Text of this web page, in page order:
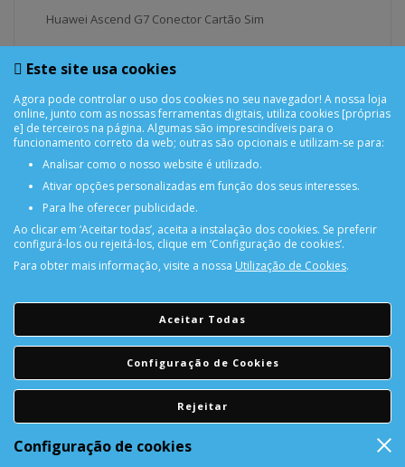
Huawei Ascend G7 Conector Cartão Sim
PORTES GRÁTIS
Encomendas acima de 150€
CONSULTAR REPARAÇÃO
DEVOLUÇÕES
Devolução Garantida!
SUPORTE ONLINE
Este site usa cookies
Agora pode controlar o uso dos cookies no seu navegador! A nossa loja
online, junto com as nossas ferramentas digitais, utiliza cookies [próprias
e] de terceiros na página. Algumas são imprescindíveis para o
funcionamento correto da web; outras são opcionais e utilizam-se para:
Analisar como o nosso website é utilizado.
Ativar opções personalizadas em função dos seus interesses.
Para lhe oferecer publicidade.
Ao clicar em ‘Aceitar todas’, aceita a instalação dos cookies. Se preferir
configurá-los ou rejeitá-los, clique em ‘Configuração de cookies’.
Para obter mais informação, visite a nossa Utilização de Cookies.
Aceitar Todas
Configuração de Cookies
Rejeitar
Configuração de cookies